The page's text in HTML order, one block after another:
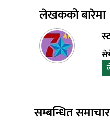
लेखकको बारेमा
सम्बन्धित समाचार